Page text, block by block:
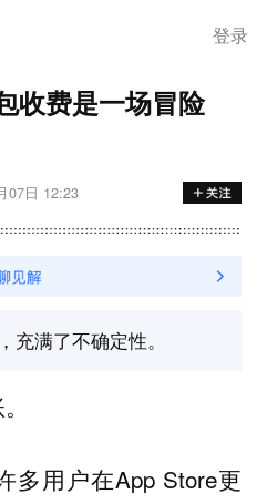
登录
收费是一场冒险
07日 12:23
充满了不确定性。
多用户在App Store更